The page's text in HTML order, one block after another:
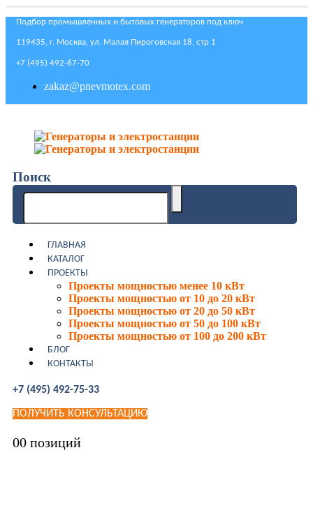
Подбор промышленных и бытовых генераторов под ключ
119435, г. Москва, ул. Малая Пироговская 18, стр 1
+7 (495) 492-67-70
zakaz@pnevmotex.com
Поиск
ГЛАВНАЯ
КАТАЛОГ
ПРОЕКТЫ
Проекты мощностью менее 10 кВт
Проекты мощностью от 10 до 20 кВт
Проекты мощностью от 20 до 50 кВт
Проекты мощностью от 50 до 100 кВт
Проекты мощностью от 100 до 200 кВт
БЛОГ
КОНТАКТЫ
+7 (495) 492-75-33
ПОЛУЧИТЬ КОНСУЛЬТАЦИЮ
00 позиций